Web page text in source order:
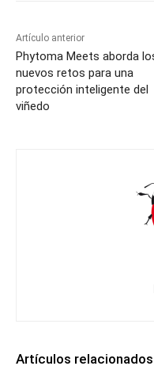
Artículo anterior
Phytoma Meets aborda
nuevos retos para una
protección inteligente del
viñedo
Artículos relacionados